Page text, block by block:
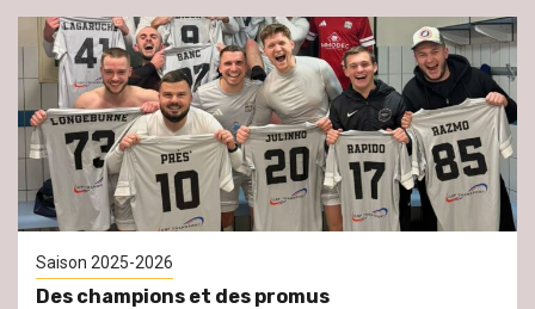
Saison 2025-2026
Des champions et des promus